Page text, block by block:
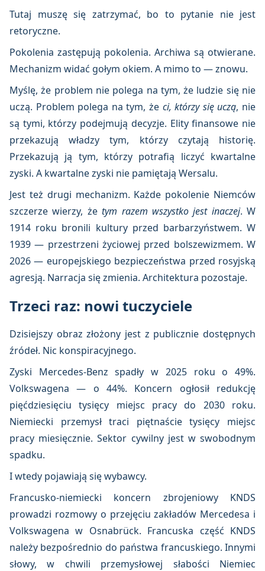
Tutaj muszę się zatrzymać, bo to pytanie nie jest
retoryczne.
Pokolenia zastępują pokolenia. Archiwa są otwierane.
Mechanizm widać gołym okiem. A mimo to — znowu.
Myślę, że problem nie polega na tym, że ludzie się nie
uczą. Problem polega na tym, że ci, którzy się uczą, nie
są tymi, którzy podejmują decyzje. Elity finansowe nie
przekazują władzy tym, którzy czytają historię.
Przekazują ją tym, którzy potrafią liczyć kwartalne
zyski. A kwartalne zyski nie pamiętają Wersalu.
Jest też drugi mechanizm. Każde pokolenie Niemców
szczerze wierzy, żetym razem wszystko jest inaczej. W
1914 roku bronili kultury przed barbarzyństwem. W
1939 — przestrzeni życiowej przed bolszewizmem. W
2026 — europejskiego bezpieczeństwa przed rosyjską
agresją. Narracja się zmienia. Architektura pozostaje.
Trzeci raz: nowi tuczyciele
Dzisiejszy obraz złożony jest z publicznie dostępnych
źródeł. Nic konspiracyjnego.
Zyski Mercedes-Benz spadły w 2025 roku o 49%.
Volkswagena — o 44%. Koncern ogłosił redukcję
pięćdziesięciu tysięcy miejsc pracy do 2030 roku.
Niemiecki przemysł traci piętnaście tysięcy miejsc
pracy miesięcznie. Sektor cywilny jest w swobodnym
spadku.
I wtedy pojawiają się wybawcy.
Francusko-niemiecki koncern zbrojeniowy KNDS
prowadzi rozmowy o przejęciu zakładów Mercedesa i
Volkswagena w Osnabrück. Francuska część KNDS
należy bezpośrednio do państwa francuskiego. Innymi
słowy, w chwili przemysłowej słabości Niemiec